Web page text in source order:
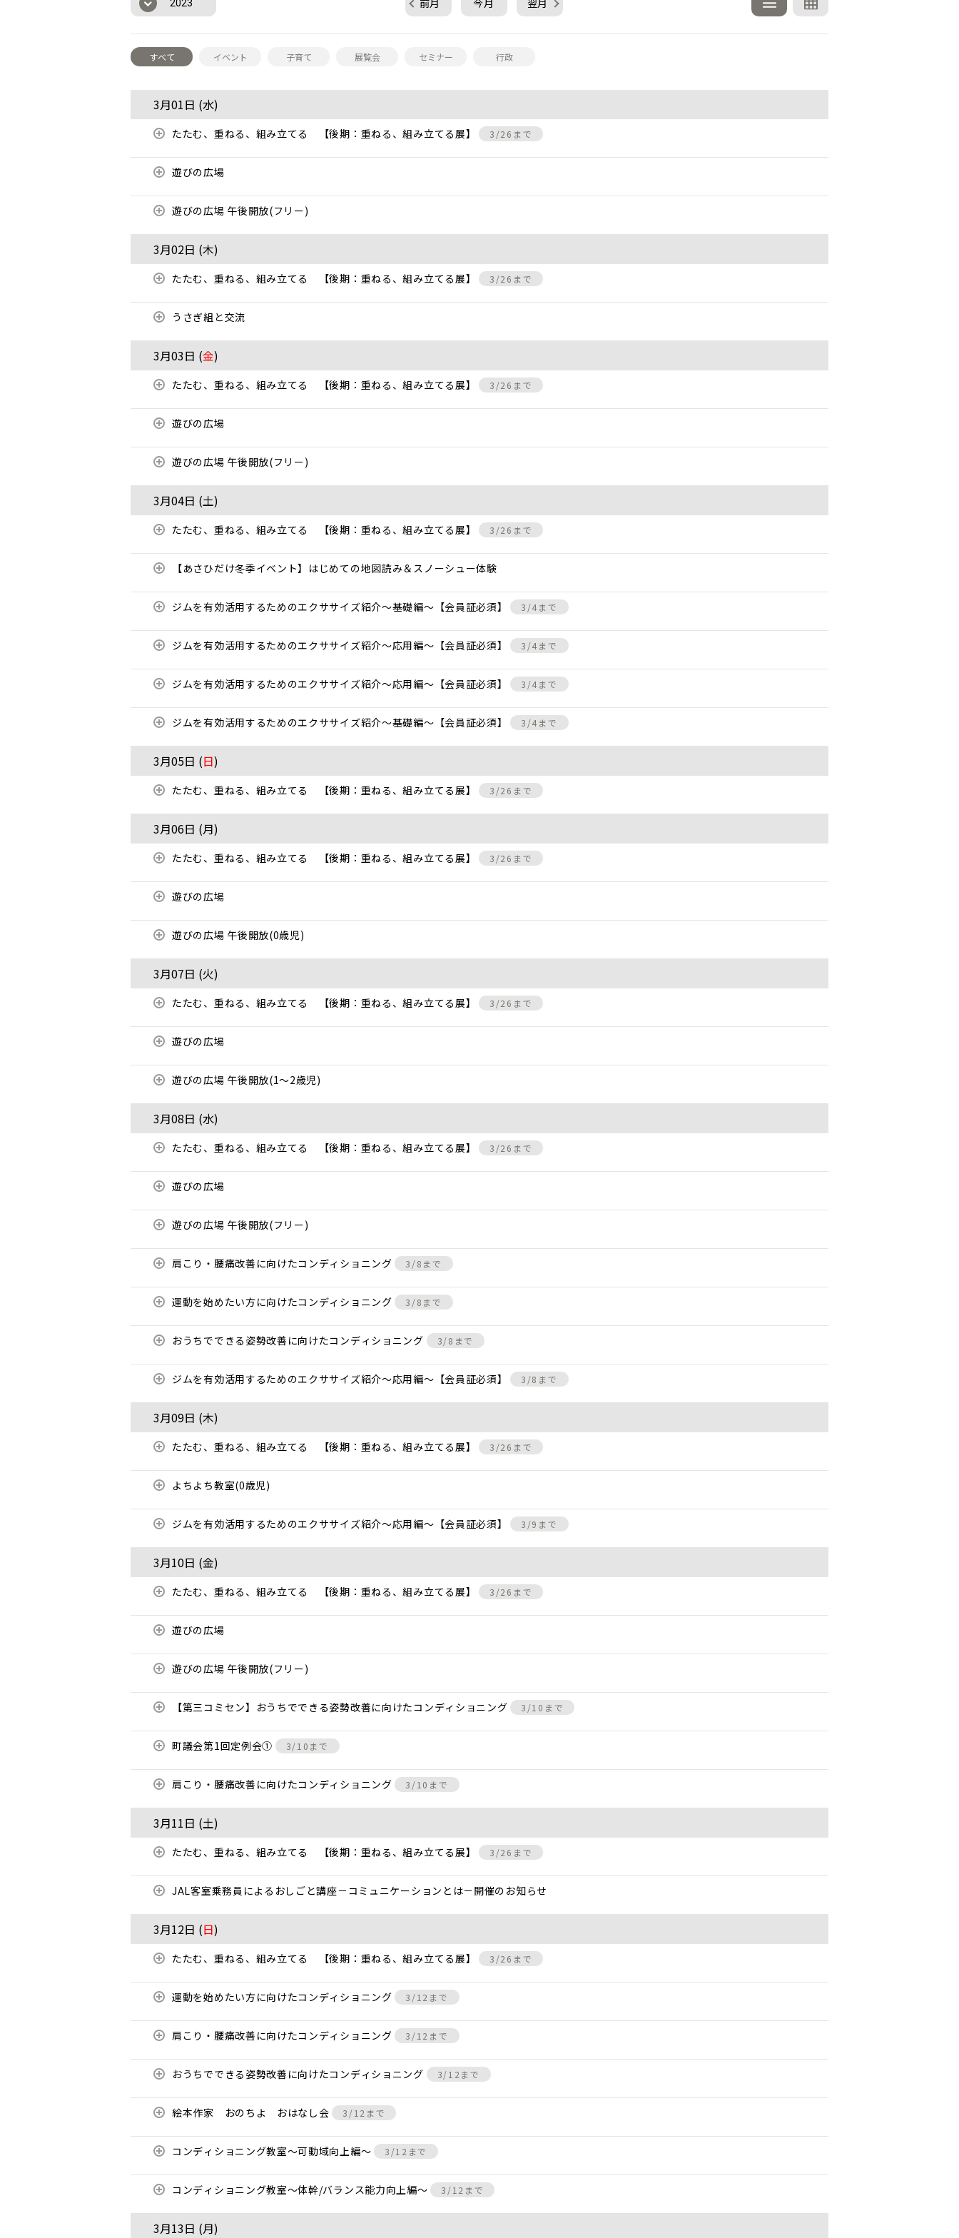
2023 前月 今月 翌月
すべて イベント 子育て 展覧会 セミナー 行政
3月01日 (水)
たたむ、重ねる、組み立てる 【後期：重ねる、組み立てる展】 3/26まで
遊びの広場
遊びの広場 午後開放(フリー)
3月02日 (木)
たたむ、重ねる、組み立てる 【後期：重ねる、組み立てる展】 3/26まで
うさぎ組と交流
3月03日 (金)
たたむ、重ねる、組み立てる 【後期：重ねる、組み立てる展】 3/26まで
遊びの広場
遊びの広場 午後開放(フリー)
3月04日 (土)
たたむ、重ねる、組み立てる 【後期：重ねる、組み立てる展】 3/26まで
【あさひだけ冬季イベント】はじめての地図読み＆スノーシュー体験
ジムを有効活用するためのエクササイズ紹介〜基礎編〜【会員証必須】 3/4まで
ジムを有効活用するためのエクササイズ紹介〜応用編〜【会員証必須】 3/4まで
ジムを有効活用するためのエクササイズ紹介〜応用編〜【会員証必須】 3/4まで
ジムを有効活用するためのエクササイズ紹介〜基礎編〜【会員証必須】 3/4まで
3月05日 (日)
たたむ、重ねる、組み立てる 【後期：重ねる、組み立てる展】 3/26まで
3月06日 (月)
たたむ、重ねる、組み立てる 【後期：重ねる、組み立てる展】 3/26まで
遊びの広場
遊びの広場 午後開放(0歳児)
3月07日 (火)
たたむ、重ねる、組み立てる 【後期：重ねる、組み立てる展】 3/26まで
遊びの広場
遊びの広場 午後開放(1～2歳児)
3月08日 (水)
たたむ、重ねる、組み立てる 【後期：重ねる、組み立てる展】 3/26まで
遊びの広場
遊びの広場 午後開放(フリー)
肩こり・腰痛改善に向けたコンディショニング 3/8まで
運動を始めたい方に向けたコンディショニング 3/8まで
おうちでできる姿勢改善に向けたコンディショニング 3/8まで
ジムを有効活用するためのエクササイズ紹介〜応用編〜【会員証必須】 3/8まで
3月09日 (木)
たたむ、重ねる、組み立てる 【後期：重ねる、組み立てる展】 3/26まで
よちよち教室(0歳児)
ジムを有効活用するためのエクササイズ紹介〜応用編〜【会員証必須】 3/9まで
3月10日 (金)
たたむ、重ねる、組み立てる 【後期：重ねる、組み立てる展】 3/26まで
遊びの広場
遊びの広場 午後開放(フリー)
【第三コミセン】おうちでできる姿勢改善に向けたコンディショニング 3/10まで
町議会第1回定例会① 3/10まで
肩こり・腰痛改善に向けたコンディショニング 3/10まで
3月11日 (土)
たたむ、重ねる、組み立てる 【後期：重ねる、組み立てる展】 3/26まで
JAL客室乗務員によるおしごと講座－コミュニケーションとは－開催のお知らせ
3月12日 (日)
たたむ、重ねる、組み立てる 【後期：重ねる、組み立てる展】 3/26まで
運動を始めたい方に向けたコンディショニング 3/12まで
肩こり・腰痛改善に向けたコンディショニング 3/12まで
おうちでできる姿勢改善に向けたコンディショニング 3/12まで
絵本作家 おのちよ おはなし会 3/12まで
コンディショニング教室〜可動域向上編〜 3/12まで
コンディショニング教室〜体幹/バランス能力向上編〜 3/12まで
3月13日 (月)